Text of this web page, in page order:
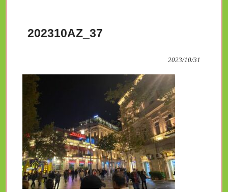
202310AZ_37
2023/10/31